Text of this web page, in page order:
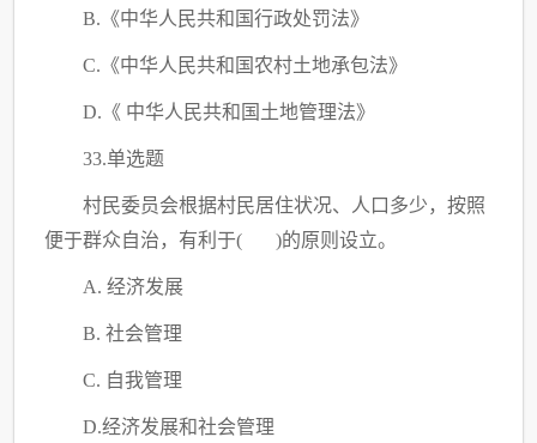
B.《中华人民共和国行政处罚法》
C.《中华人民共和国农村土地承包法》
D.《 中华人民共和国土地管理法》
33.单选题
村民委员会根据村民居住状况、人口多少，按照
便于群众自治，有利于( )的原则设立。
A. 经济发展
B. 社会管理
C. 自我管理
D.经济发展和社会管理